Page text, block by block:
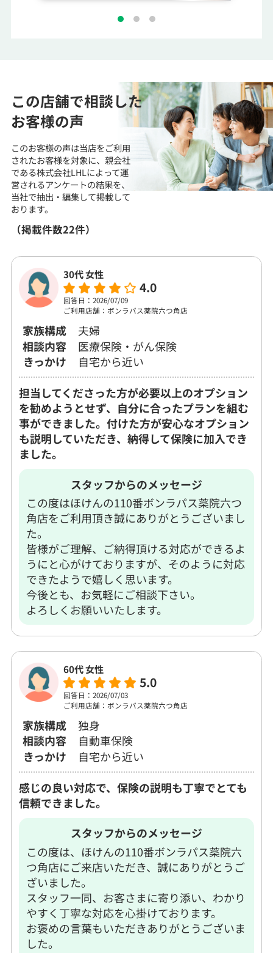
この店舗で相談した
お客様の声
このお客様の声は当店をご利用
されたお客様を対象に、 親会社
である株式会社LHLによって運
営されるアンケートの結果を、
当社で抽出・編集して掲載して
おります。
（掲載件数22件）
30代 女性
4.0
回答日：2026/07/09
ご利用店舗：ボンラパス薬院六つ角店
家族構成
夫婦
相談内容
医療保険・がん保険
きっかけ
自宅から近い
担当してくださった方が必要以上のオプション
を勧めようとせず、自分に合ったプランを組む
事ができました。付けた方が安心なオプション
も説明していただき、納得して保険に加入でき
ました。
スタッフからのメッセージ
この度はほけんの110番ボンラパス薬院六つ
角店をご利用頂き誠にありがとうございまし
た。
皆様がご理解、ご納得頂ける対応ができるよ
うにと心がけておりますが、そのように対応
できたようで嬉しく思います。
今後とも、お気軽にご相談下さい。
よろしくお願いいたします。
60代 女性
5.0
回答日：2026/07/03
ご利用店舗：ボンラパス薬院六つ角店
家族構成
独身
相談内容
自動車保険
きっかけ
自宅から近い
感じの良い対応で、保険の説明も丁寧でとても
信頼できました。
スタッフからのメッセージ
この度は、ほけんの110番ボンラパス薬院六
つ角店にご来店いただき、誠にありがとうご
ざいました。
スタッフ一同、お客さまに寄り添い、わかり
やすく丁寧な対応を心掛けております。
お褒めの言葉もいただきありがとうございま
した。